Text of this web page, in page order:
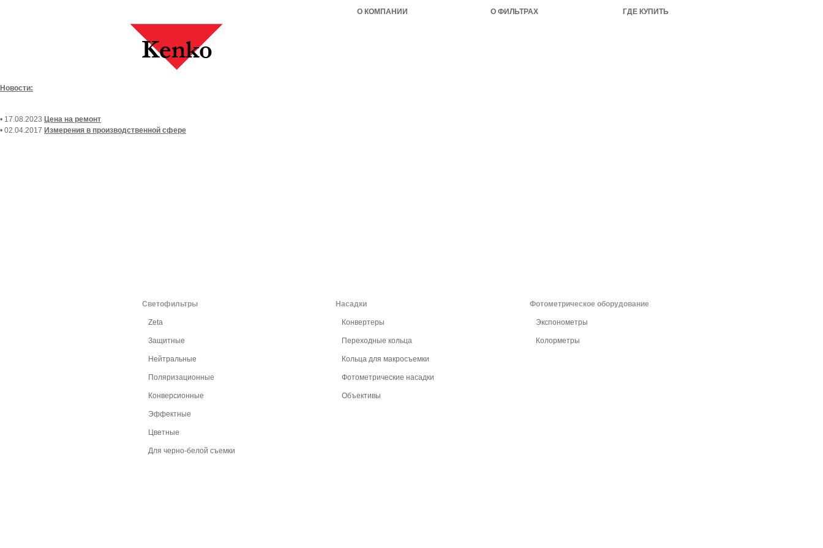
О КОМПАНИИ О ФИЛЬТРАХ ГДЕ КУПИТЬ
Новости:
• 17.08.2023 Цена на ремонт
• 02.04.2017 Измерения в производственной сфере
Светофильтры
Zeta
Защитные
Нейтральные
Поляризационные
Конверсионные
Эффектные
Цветные
Для черно-белой съемки
Насадки
Конвертеры
Переходные кольца
Кольца для макросъемки
Фотометрические насадки
Объективы
Фотометрическое оборудование
Экспонометры
Колорметры